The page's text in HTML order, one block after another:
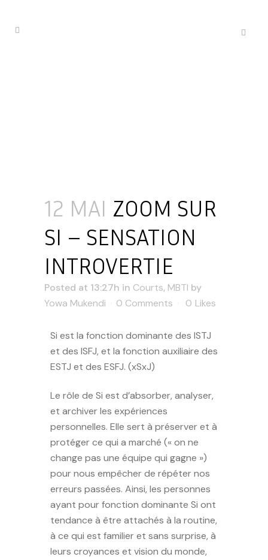
12 MAI ZOOM SUR
SI – SENSATION
INTROVERTIE
Posted at 13:27h in Courts, MBTI by
Yowa Mukendi
0 Comments 0 Likes
Si est la fonction dominante des ISTJ
et des ISFJ, et la fonction auxiliaire des
ESTJ et des ESFJ. (xSxJ)
Le rôle de Si est d’absorber, analyser,
et archiver les expériences
personnelles. Elle sert à préserver et à
protéger ce qui a marché (« on ne
change pas une équipe qui gagne »)
pour nous empêcher de répéter nos
erreurs passées. Ainsi, les personnes
ayant pour fonction dominante Si ont
tendance à être attachés à la routine,
à ce qui est familier et sans surprise, à
leurs croyances et vision du monde,